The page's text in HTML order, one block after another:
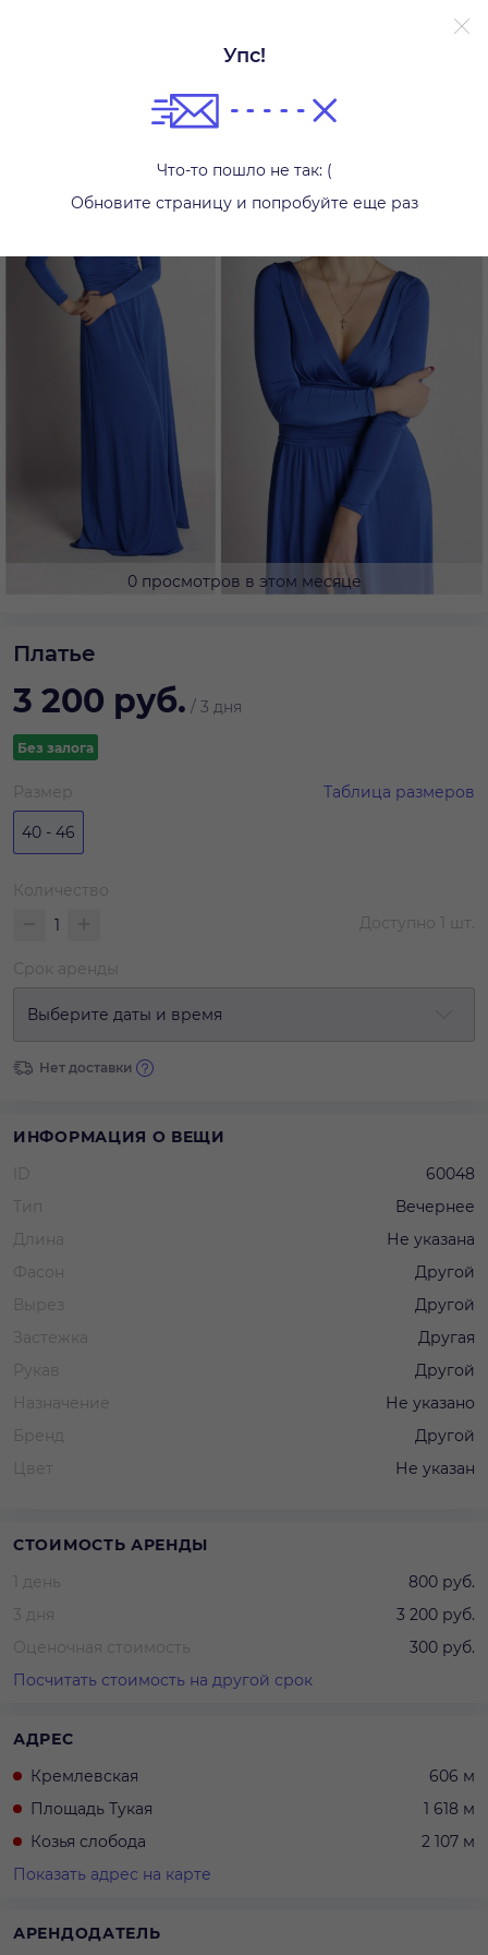
Упс!
Что-то пошло не так: (
Обновите страницу и попробуйте еще раз
0 просмотров в этом месяце
Платье
3 200 руб. / 3 дня
Без залога
Таблица размеров
Размер
40 - 46
Количество
Доступно 1 шт.
Срок аренды
Выберите даты и время
Нет доставки
ИНФОРМАЦИЯ О ВЕЩИ
ID
60048
Тип
Вечернее
Длина
Не указана
Фасон
Другой
Вырез
Другой
Застежка
Другая
Рукав
Другой
Назначение
Не указано
Бренд
Другой
Цвет
Не указан
СТОИМОСТЬ АРЕНДЫ
1 день
800 руб.
3 дня
3 200 руб.
Оценочная стоимость
300 руб.
Посчитать стоимость на другой срок
АДРЕС
Кремлевская
606 м
Площадь Тукая
1 618 м
Козья слобода
2 107 м
Показать адрес на карте
АРЕНДОДАТЕЛЬ